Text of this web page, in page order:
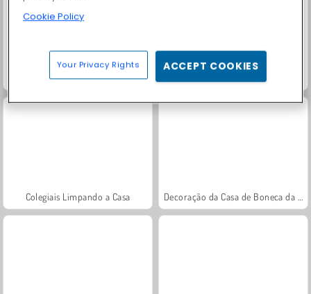
Princesa de Gelo: Casa de Bonecas Ellie e Annie: Cada de Bonecas
Colegiais Limpando a Casa
Cookie Policy
Your Privacy Rights ACCEPT COOKIES